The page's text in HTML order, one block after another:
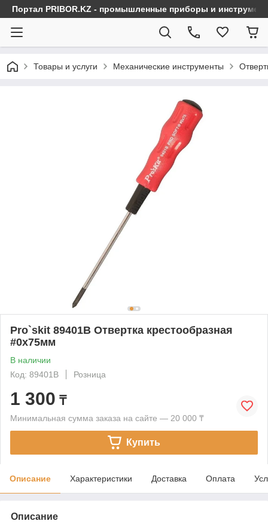
Портал PRIBOR.KZ - промышленные приборы и
Товары и услуги Механические инструменты
Pro`skit 89401B Отвертка крестообразная
#0х75мм
В наличии
Код: 89401B
Розница
1 300 ₸
Минимальная сумма заказа на сайте — 20 000 ₸
Купить
Описание Характеристики Доставка Оплата
Описание